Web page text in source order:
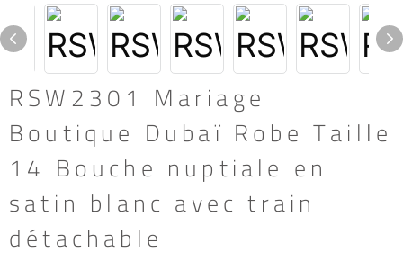
RSW2301 Mariage
Boutique Dubaï Robe Taille
14 Bouche nuptiale en
satin blanc avec train
détachable